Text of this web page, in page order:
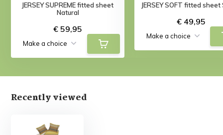
JERSEY SUPREME fitted sheet
Natural
€ 59,95
JERSEY SOFT fitted
€ 49,95
Recently viewed